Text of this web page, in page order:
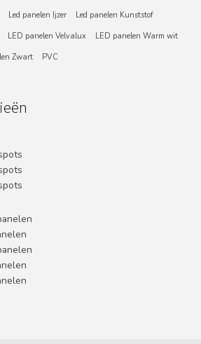
Led panelen Ijzer
Led panelen Kunststof
LED panelen Velvalux
LED panelen Warm wit
Zwart PVC